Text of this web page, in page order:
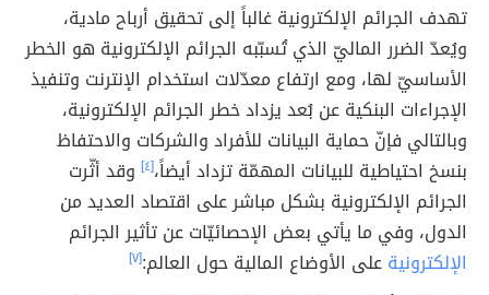
تهدف الجرائم الإلكترونية غالباً إلى تحقيق أرباح مادية،
ويُعدّ الضرر الماليّ الذي تُسبّبه الجرائم الإلكترونية هو الخطر
الأساسيّ لها، ومع ارتفاع معدّلات استخدام الإنترنت وتنفيذ
الإجراءات البنكية عن بُعد يزداد خطر الجرائم الإلكترونية،
وبالتالي فإنّ حماية البيانات للأفراد والشركات والاحتفاظ
بنسخ احتياطية للبيانات المهمّة تزداد أيضاً،[٤]
وقد أثّرت
الجرائم الإلكترونية بشكل مباشر على اقتصاد العديد من
الدول، وفي ما يأتي بعض الإحصائيّات عن تأثير الجرائم
الإلكترونيةعلى الأوضاع المالية حول العالم:[٧]